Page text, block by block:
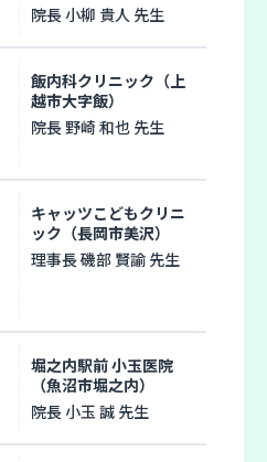
院長 小柳 貴人 先生
飯内科クリニック（上
越市大字飯）
院長 野崎 和也 先生
キャッツこどもクリニ
ック（長岡市美沢）
理事長 磯部 賢諭 先生
堀之内駅前 小玉医院
（魚沼市堀之内）
院長 小玉 誠 先生